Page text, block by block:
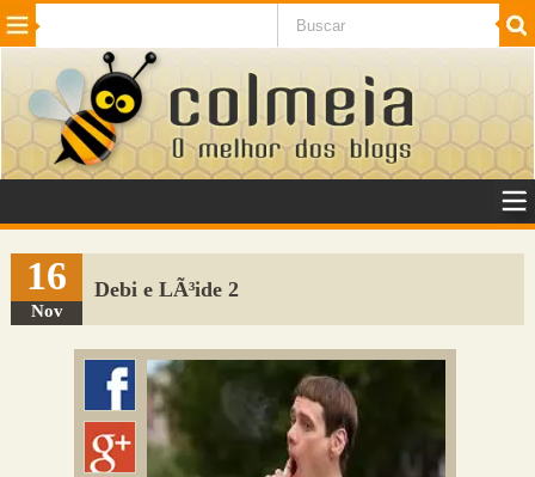
Beleza Cinema e TV
Internet Jogos NotÃ­cias SaÃºde
VeÃ­culos Adulto
Sugerir Link
Adicionar Blog
Colmeia Exchange
Perguntas Frequentes
16
Nov
Debi e LÃ³ide 2